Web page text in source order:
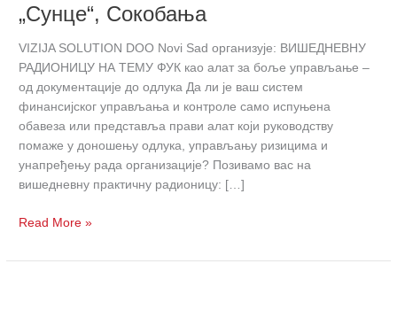
„Сунце“, Сокобања
VIZIJA SOLUTION DOO Novi Sad организује: ВИШЕДНЕВНУ
РАДИОНИЦУ НА ТЕМУ ФУК као алат за боље управљање –
од документације до одлука Да ли је ваш систем
финансијског управљања и контроле само испуњена
обавеза или представља прави алат који руководству
помаже у доношењу одлука, управљању ризицима и
унапређењу рада организације? Позивамо вас на
вишедневну практичну радионицу: […]
праксе
области
ФУК-
а
📍
Хотел
„Сунце“,
Сокобања
Read More »